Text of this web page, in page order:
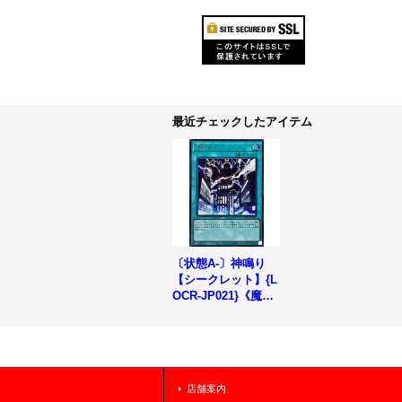
最近チェックしたアイテム
〔状態A-〕神鳴り
【シークレット】{L
OCR-JP021}《魔
店舗案内